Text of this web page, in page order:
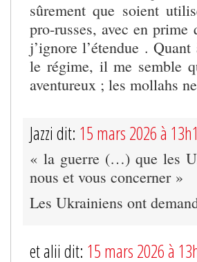
sûrement que soient
pro-russes, avec en prime
j’ignore l’étendue .
le régime, il me semble
aventureux ; les mollahs
Jazzi dit: 15 mars 2026 à
« la guerre (…) que les
nous et vous concerner »
Les Ukrainiens ont
et alii dit: 15 mars 2026 à